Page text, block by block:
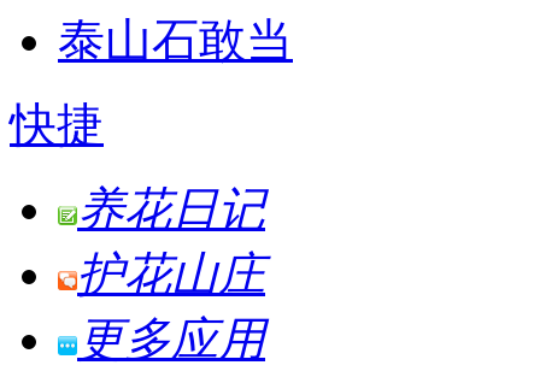
泰山石敢当
快捷
养花日记
护花山庄
更多应用